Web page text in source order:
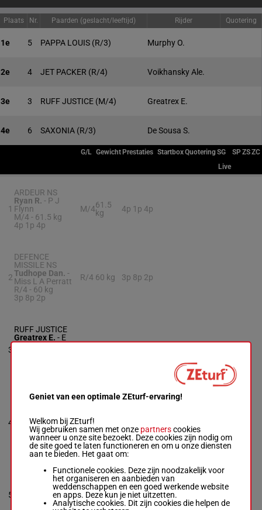
Plaats Nr. Paarden (geslacht/leeftijd) Rijder Quotering
1e 5 PAPPA LOUIS (R/3) Murphy O.
2e 4 JET PACKER (R/4) Voikhansky Ale.
3e 3 RUFF JUSTICE (M/4) Greatrex E.
4e 6 SAXONIA (R/3) De Sousa S.
G/L Gewicht Prestaties StartboxQuoteringSG SPZSZC
Live
1
ARDEUR NS
Ryan R. - P J
Flynn
M/4 - 61.5 kg
4p 1p 4p
M/461.5
kg
4p 1p 4p
2
DEFENCE
MISSILE NS
Tudhope Dan. -
Miss L A Perratt
R/4 - 60 kg
3p 8p 2p
R/4 60 kg 3p 8p 2p
3
RUFF JUSTICE
Greatrex E. - E
O'connell
1p 1p
4
JET PACKER
J R Boyle
Box: 5 -R/4 -
57.5 kg
14p 4p 2p 10p
R/4kg
2p 10p
5
PAPPA LOUIS
-
Dascombe T.
R/3 - 58
R/358 kg
2p 10p
13p
4
Geniet van een optimale ZEturf-ervaring!
Welkom bij ZEturf!
Wij gebruiken samen met onze partnerscookies
wanneer u onze site bezoekt. Deze cookies zijn nodig om
de site goed te laten functioneren en om u onze diensten
aan te bieden. Het gaat om:
Functionele cookies. Deze zijn noodzakelijk voor
het organiseren en aanbieden van
weddenschappen en een goed werkende website
en apps. Deze kun je niet uitzetten.
Analytische cookies. Dit zijn cookies die helpen de